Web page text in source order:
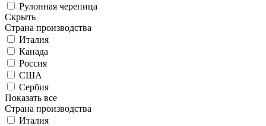
Рулонная черепица
Скрыть
Страна производства
Италия
Канада
Россия
США
Сербия
Показать все
Страна производства
Италия